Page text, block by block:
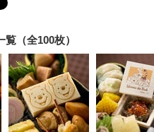
（全100枚）